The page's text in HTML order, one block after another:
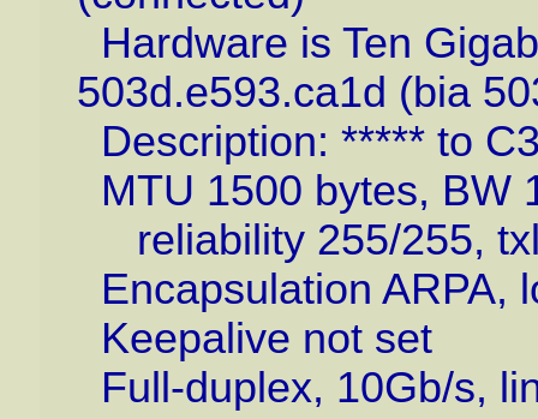
Hardware is Ten
503d.e593.ca1d (bia
Description: ***** to
MTU 1500 bytes, BW
reliability 255/255,
Encapsulation ARPA,
Keepalive not set
Full-duplex, 10Gb/s,